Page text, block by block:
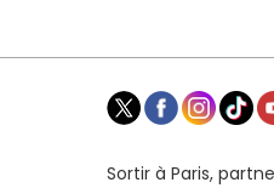
Sortir à Paris,